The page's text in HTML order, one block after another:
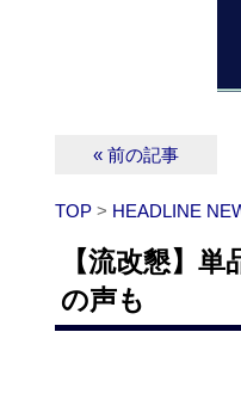
« 前の記事
TOP > HEADLINE
【流改懇】
の声も